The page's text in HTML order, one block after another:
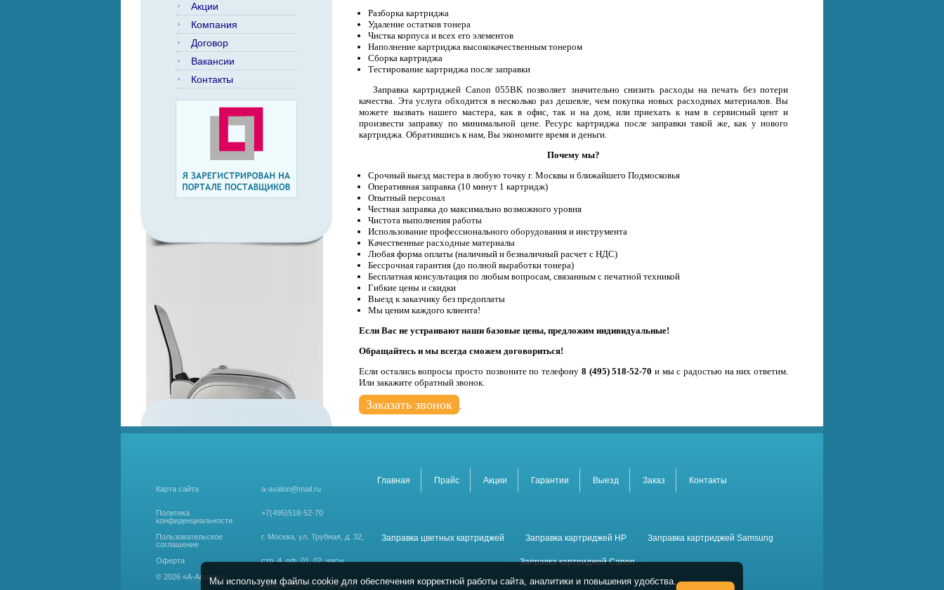
Акции
Компания
Договор
Вакансии
Контакты
Разборка картриджа
Удаление остатков тонера
Чистка корпуса и всех его элементов
Наполнение картриджа высококачественным тонером
Сборка картриджа
Тестирование картриджа после заправки
Заправка картриджей Canon 055BK позволяет значительно снизить расходы на печать без потери
качества. Эта услуга обходится в несколько раз дешевле, чем покупка новых расходных материалов. Вы
можете вызвать нашего мастера, как в офис, так и на дом, или приехать к нам в сервисный цент и
произвести заправку по минимальной цене. Ресурс картриджа после заправки такой же, как у нового
картриджа. Обратившись к нам, Вы экономите время и деньги.
Почему мы?
Срочный выезд мастера в любую точку г. Москвы и ближайшего Подмосковья
Оперативная заправка (10 минут 1 картридж)
Опытный персонал
Честная заправка до максимально возможного уровня
Чистота выполнения работы
Использование профессионального оборудования и инструмента
Качественные расходные материалы
Любая форма оплаты (наличный и безналичный расчет с НДС)
Бессрочная гарантия (до полной выработки тонера)
Бесплатная консультация по любым вопросам, связанным с печатной техникой
Гибкие цены и скидки
Выезд к заказчику без предоплаты
Мы ценим каждого клиента!
Если Вас не устраивают наши базовые цены, предложим индивидуальные!
Обращайтесь и мы всегда сможем договориться!
Если остались вопросы просто позвоните по телефону 8 (495) 518-52-70 и мы с радостью на них ответим.
Или закажите обратный звонок.
Заказать звонок .
Карта сайта
Политика
конфиденциальности
Пользовательское
соглашение
Оферта
© 2026 «А-Авалон»
a-avalon@mail.ru
+7(495)518-52-70
г. Москва, ул. Трубная, д. 32,
стр. 4, оф. 01, 02. часы
работы: пн.-пт. 09.00-18.00
Главная Прайс Акции Гарантии Выезд Заказ Контакты
Заправка цветных картриджей Заправка картриджей HP Заправка картриджей Samsung
Заправка картриджей Canon
Мы используем файлы cookie для обеспечения корректной работы сайта, аналитики и повышения удобства.